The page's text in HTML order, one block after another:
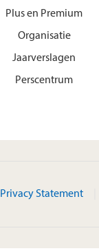
Plus en Premium
Organisatie
Jaarverslagen
Perscentrum
Privacy Statement